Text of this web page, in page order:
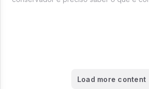
Load more content